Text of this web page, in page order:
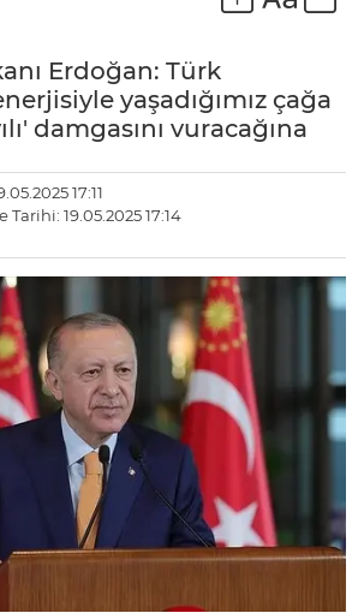
Erdoğan: Türk
yaşadığımız çağa
damgasını vuracağına
17:11
19.05.2025 17:14